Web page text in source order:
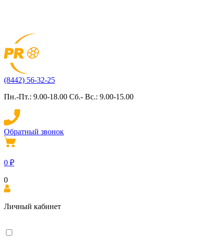
(8442) 56-32-25
Пн.-Пт.: 9.00-18.00 Сб.- Вс.: 9.00-15.00
Обратный звонок
0 ₽
0
Личный кабинет